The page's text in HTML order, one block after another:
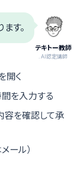
テキトー教師
.AI認定講師
す。
開く
を入力する
容を確認して承
ール）